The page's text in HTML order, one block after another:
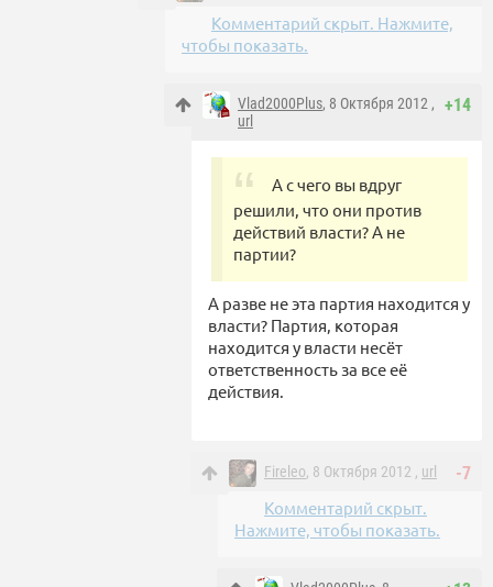
Комментарий скрыт. Нажмите,
чтобы показать.
+14
Vlad2000Plus, 8 Октября 2012 ,
url
А с чего вы вдруг
решили, что они против
действий власти? А не
партии?
А разве не эта партия находится у
власти? Партия, которая
находится у власти несёт
ответственность за все её
действия.
-7
Fireleo, 8 Октября 2012 , url
Комментарий скрыт.
Нажмите, чтобы показать.